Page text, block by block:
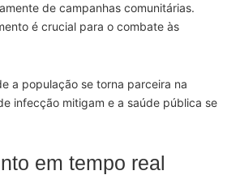
de campanhas comunitárias.
é crucial para o combate às
a população se torna parceira na
infecção mitigam e a saúde pública se
em tempo real